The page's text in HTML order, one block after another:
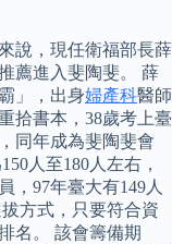
說，現任衛福部長薛
薦進入斐陶斐。 薛
」，出身婦產科醫師
拾書本，38歲考上臺
同年成為斐陶斐會
人至180人左右，
，97年臺大有149人
方式，只要符合資
名。 該會籌備期